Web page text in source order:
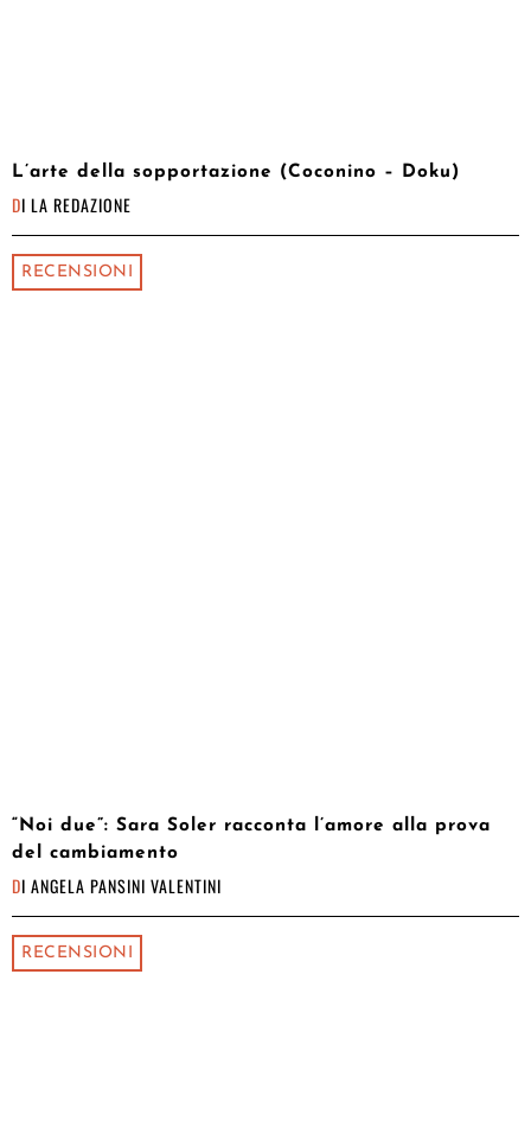
L’arte della sopportazione (Coconino – Doku)
DI LA REDAZIONE
RECENSIONI
“Noi due”: Sara Soler racconta l’amore alla prova
del cambiamento
DI ANGELA PANSINI VALENTINI
RECENSIONI